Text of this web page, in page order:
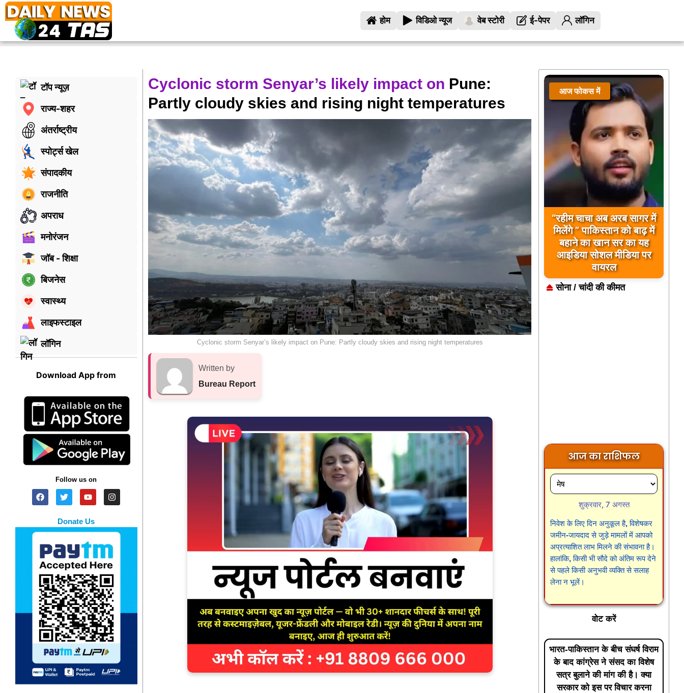
होम विडिओ न्यूज वेब स्टोरी ई-पेपर लॉगिन
टॉप न्यूज़
राज्य-शहर
अंतर्राष्ट्रीय
स्पोर्ट्स खेल
संपादकीय
राजनीति
अपराध
मनोरंजन
जॉब - शिक्षा
बिजनेस
स्वास्थ्य
लाइफस्टाइल
लॉगिन
Download App from
Follow us on
Donate Us
Cyclonic storm Senyar’s likely impact on Pune:
Partly cloudy skies and rising night temperatures
Cyclonic storm Senyar’s likely impact on Pune: Partly cloudy skies and rising night temperatures
Written by
Bureau Report
आज फोकस में
“रहीम चाचा अब अरब सागर में
मिलेंगे ” पाकिस्तान को बाढ़ में
बहाने का खान सर का यह
आइडिया सोशल मीडिया पर
वायरल
सोना / चांदी की कीमत
आज का राशिफल
शुक्रवार, 7 अगस्त
निवेश के लिए दिन अनुकूल है, विशेषकर
जमीन-जायदाद से जुड़े मामलों में आपको
अप्रत्याशित लाभ मिलने की संभावना है।
हालांकि, किसी भी सौदे को अंतिम रूप देने
से पहले किसी अनुभवी व्यक्ति से सलाह
लेना न भूलें।
वोट करें
भारत-पाकिस्तान के बीच संघर्ष विराम
के बाद कांग्रेस ने संसद का विशेष
सत्र बुलाने की मांग की है। क्या
सरकार को इस पर विचार करना